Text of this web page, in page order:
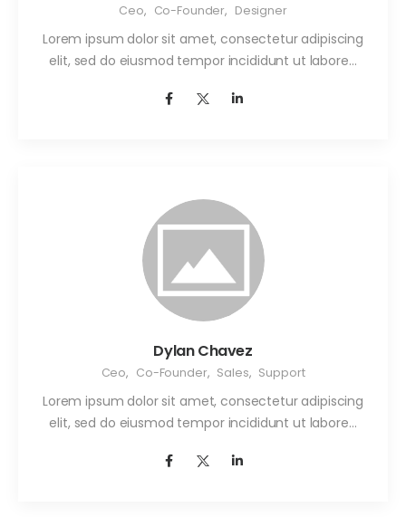
Ceo, Co-Founder, Designer
Lorem ipsum dolor sit amet, consectetur adipiscing
elit, sed do eiusmod tempor incididunt ut labore…
Dylan Chavez
Ceo, Co-Founder, Sales, Support
Lorem ipsum dolor sit amet, consectetur adipiscing
elit, sed do eiusmod tempor incididunt ut labore…